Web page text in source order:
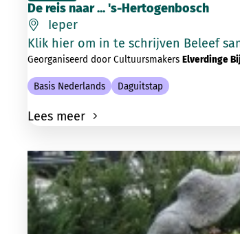
De reis naar ... 's-Hertogenbosch
Ieper
Klik hier
Georganiseerd door Cultuursmakers Elverdinge
Basis Nederlands Daguitstap
Lees meer